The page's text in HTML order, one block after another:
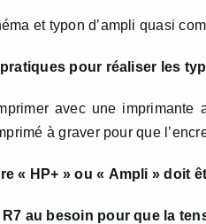
et typon d’ampli quasi
pour réaliser les
avec une
à graver pour que
« HP+ » ou « Ampli » doit
au besoin pour que la